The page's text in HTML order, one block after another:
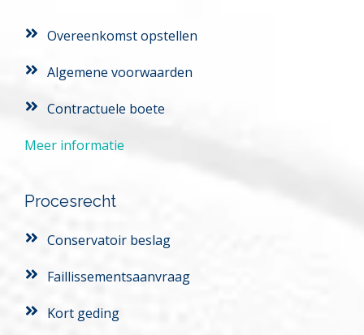
Overeenkomst opstellen
Algemene voorwaarden
Contractuele boete
Meer informatie
Procesrecht
Conservatoir beslag
Faillissementsaanvraag
Kort geding